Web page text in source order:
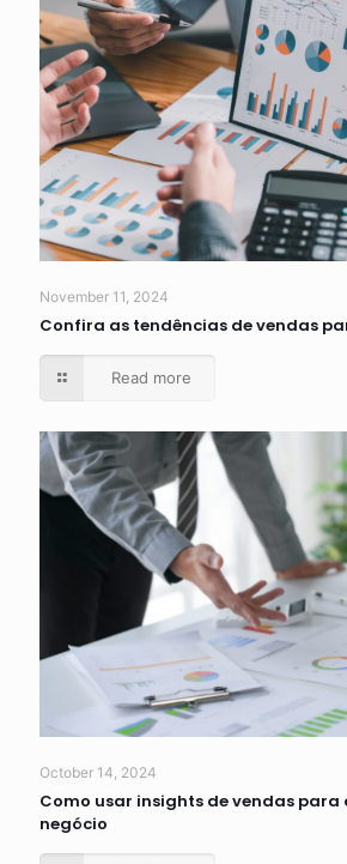
November 11, 2024
Confira as tendências de vendas
Read more
October 14, 2024
Como usar insights de vendas para
negócio